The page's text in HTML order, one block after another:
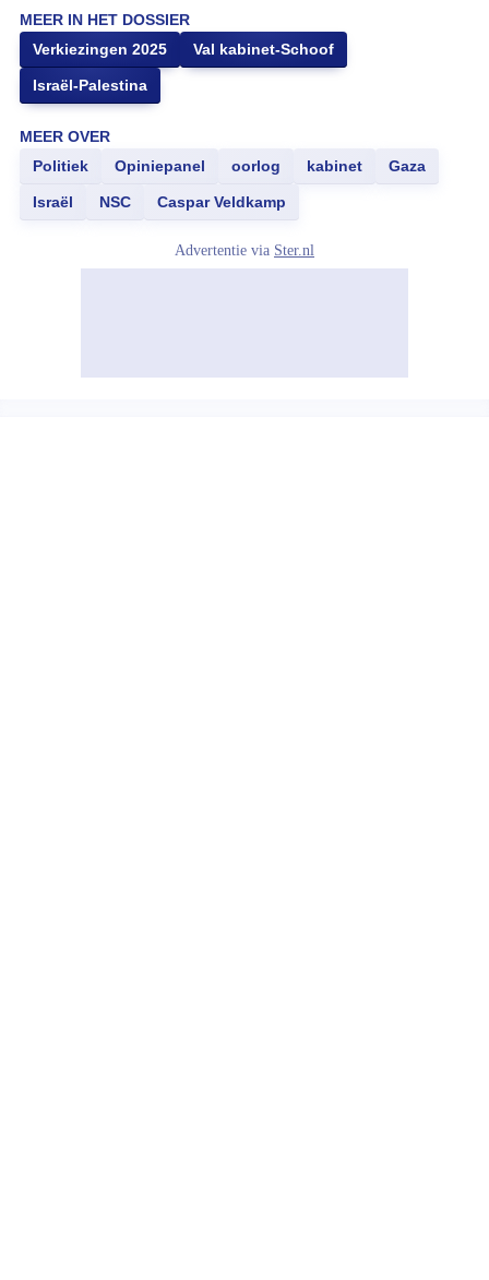
MEER IN HET DOSSIER
Verkiezingen 2025
Val kabinet-Schoof
Israël-Palestina
MEER OVER
Politiek
Opiniepanel oorlog kabinet Gaza
Israël NSC Caspar Veldkamp
Advertentie via Ster.nl